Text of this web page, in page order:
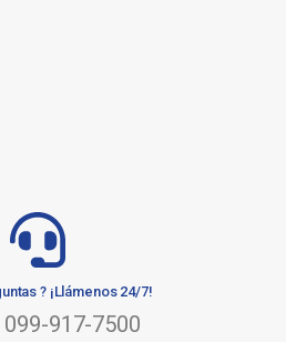
? ¡Llámenos 24/7!
917-7500